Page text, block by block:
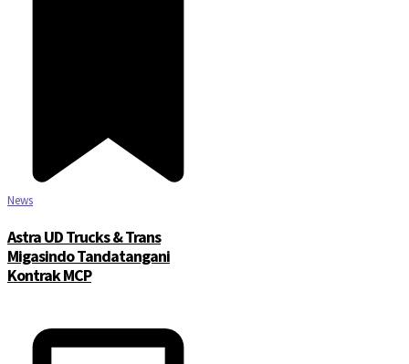
News
Astra UD Trucks & Trans
Migasindo Tandatangani
Kontrak MCP